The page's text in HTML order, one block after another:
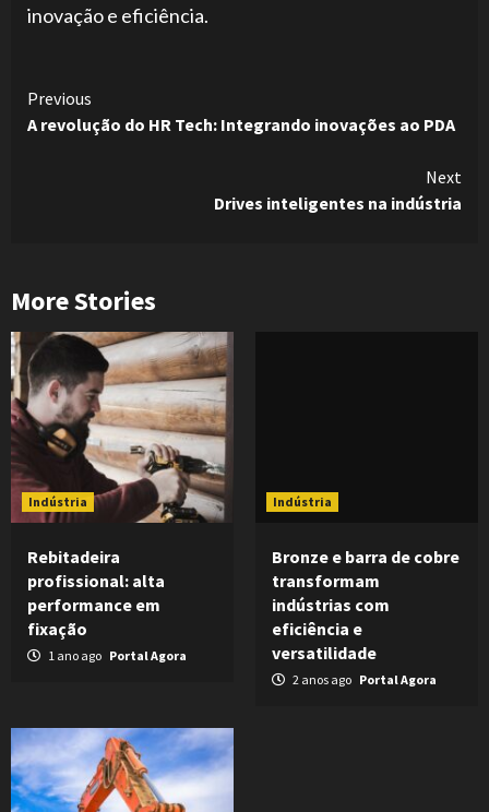
inovação e eficiência.
Continue
Reading
Previous
A revolução do HR Tech: Integrando inovações ao PDA
Next
Drives inteligentes na indústria
More Stories
Indústria
Rebitadeira
profissional: alta
performance em
fixação
1 ano ago Portal Agora
Indústria
Bronze e barra de cobre
transformam
indústrias com
eficiência e
versatilidade
2 anos ago Portal Agora